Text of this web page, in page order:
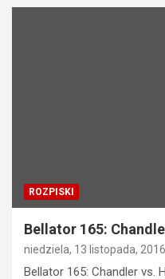
ROZPISKI
Bellator 165:
niedziela, 13 listopada, 2016
Bellator 165: Chandler vs.